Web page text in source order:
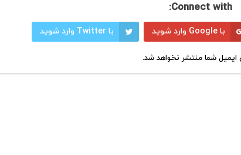
Connect with:
با Google وارد شوید با Twitter وارد شوید
شما منتشر نخواهد شد.